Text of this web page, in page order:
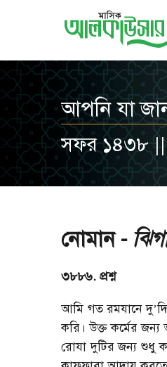
আপনি যা
সফর ১৪৩৮ ||
নোমান -
৩৮৮৬. প্রশ্ন
আমি গত রমযানে দু’
করি। উক্ত কর্মের
রোযা দুটির জন্য শুধু